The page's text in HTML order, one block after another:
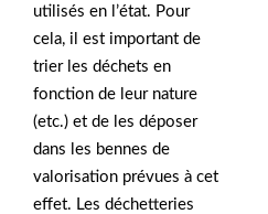
utilisés en l’état. Pour
cela, il est important de
trier les déchets en
fonction de leur nature
(etc.) et de les déposer
dans les bennes de
valorisation prévues à cet
effet. Les déchetteries